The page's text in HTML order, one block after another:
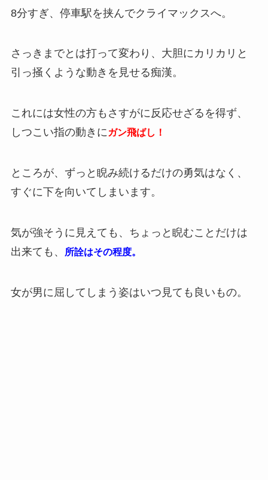
8分すぎ、停車駅を挟んでクライマックスへ。
さっきまでとは打って変わり、大胆にカリカリと
引っ掻くような動きを見せる痴漢。
これには女性の方もさすがに反応せざるを得ず、
しつこい指の動きにガン飛ばし！
ところが、ずっと睨み続けるだけの勇気はなく、
すぐに下を向いてしまいます。
気が強そうに見えても、ちょっと睨むことだけは
出来ても、
所詮はその程度。
女が男に屈してしまう姿はいつ見ても良いもの。